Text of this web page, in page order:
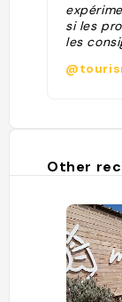
si les
les
Other